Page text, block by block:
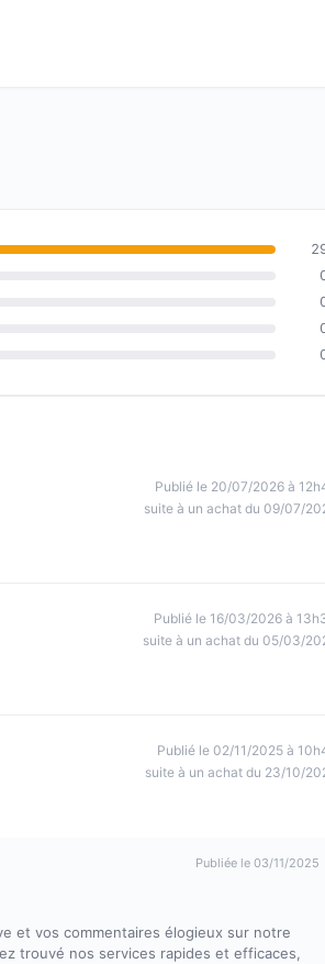
Publié le 20/07/2026 à
suite à un achat du 09/07/
Publié le 16/03/2026 à
suite à un achat du 05/03/
Publié le 02/11/2025 à
suite à un achat du 23/10/
Publiée le 03/11/2025
et vos commentaires élogieux sur notre
trouvé nos services rapides et efficaces,